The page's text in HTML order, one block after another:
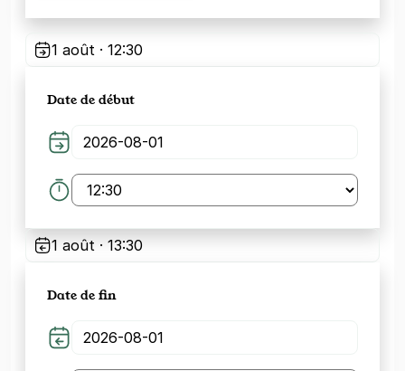
1 août · 12:30
Date de début
1 août · 13:30
Date de fin